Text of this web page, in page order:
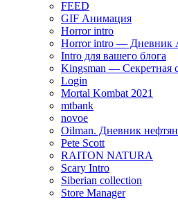
FEED
GIF Анимация
Horror intro
Horror intro — Дневник
Intro для вашего блога
Kingsman — Секретная
Login
Mortal Kombat 2021
mtbank
novoe
Oilman. Дневник
Pete Scott
RAITON NATURA
Scary Intro
Siberian collection
Store Manager